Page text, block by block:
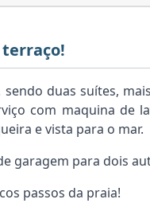
duas suítes,
com maquina de
e vista para o mar.
garagem para dois
passos da praia!